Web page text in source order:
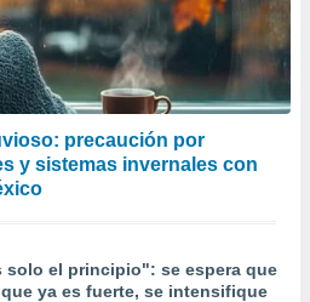
precaución por
y sistemas invernales con
solo el principio": se espera que
ya es fuerte, se intensifique